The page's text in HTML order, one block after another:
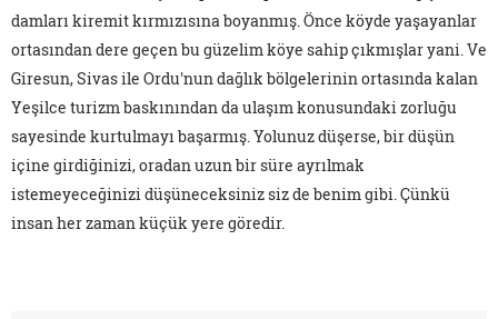
damları kiremit kırmızısına boyanmış. Önce köyde yaşayanlar
ortasından dere geçen bu güzelim köye sahip çıkmışlar yani. Ve
Giresun, Sivas ile Ordu'nun dağlık bölgelerinin ortasında kalan
Yeşilce turizm baskınından da ulaşım konusundaki zorluğu
sayesinde kurtulmayı başarmış. Yolunuz düşerse, bir düşün
içine girdiğinizi, oradan uzun bir süre ayrılmak
istemeyeceğinizi düşüneceksiniz siz de benim gibi. Çünkü
insan her zaman küçük yere göredir.